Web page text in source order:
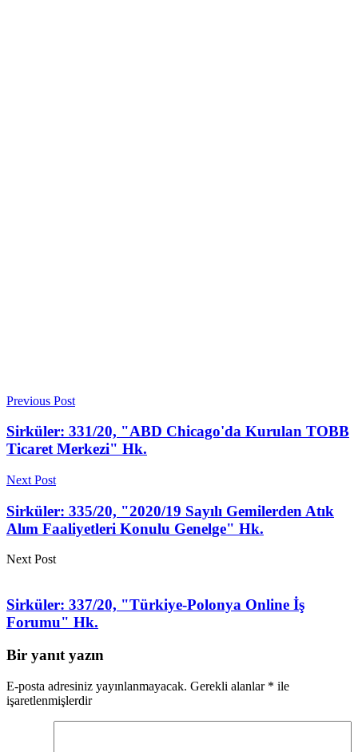
Previous Post
Sirküler: 331/20, "ABD Chicago'da Kurulan TOBB
Ticaret Merkezi" Hk.
Next Post
Sirküler: 335/20, "2020/19 Sayılı Gemilerden Atık
Alım Faaliyetleri Konulu Genelge" Hk.
Next Post
Sirküler: 337/20, "Türkiye-Polonya Online İş
Forumu" Hk.
Bir yanıt yazın
E-posta adresiniz yayınlanmayacak. Gerekli alanlar * ile
işaretlenmişlerdir